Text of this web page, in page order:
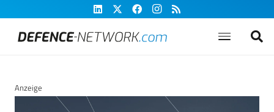
Anzeige